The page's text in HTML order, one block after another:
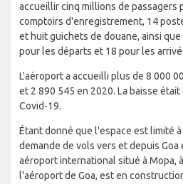
accueillir cinq millions de passagers
comptoirs d'enregistrement, 14
et huit guichets de douane, ainsi
pour les départs et 18 pour les
L'aéroport a accueilli plus de 8 000
et 2 890 545 en 2020. La baisse était
Covid-19.
Étant donné que l'espace est limité
demande de vols vers et depuis
aéroport international situé à Mopa,
l'aéroport de Goa, est en